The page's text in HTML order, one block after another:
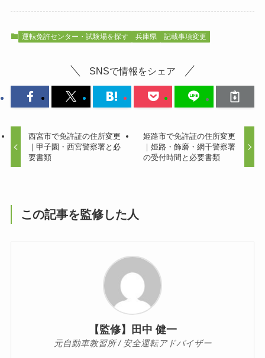
運転免許センター・試験場を探す 兵庫県 記載事項変更
SNSで情報をシェア
西宮市で免許証の住所変更
｜甲子園・西宮警察署と必
要書類
姫路市で免許証の住所変更
｜姫路・飾磨・網干警察署
の受付時間と必要書類
この記事を監修した人
【監修】田中 健一
元自動車教習所 / 安全運転アドバイザー